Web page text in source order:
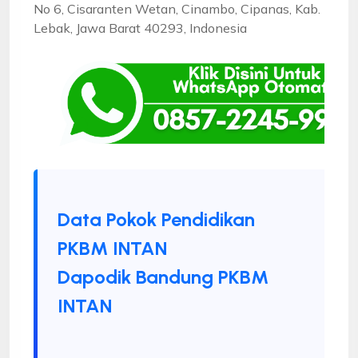
No 6, Cisaranten Wetan, Cinambo, Cipanas, Kab.
Lebak, Jawa Barat 40293, Indonesia
Data Pokok Pendidikan
PKBM INTAN
Dapodik Bandung PKBM
INTAN